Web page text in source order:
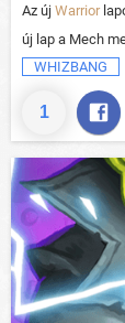
1
Az új Warrior
új lap a Mech
WHIZBANG